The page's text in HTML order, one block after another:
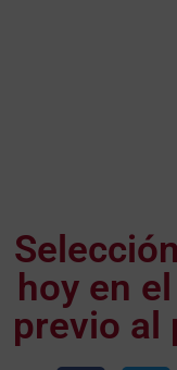
hoy en
previo al